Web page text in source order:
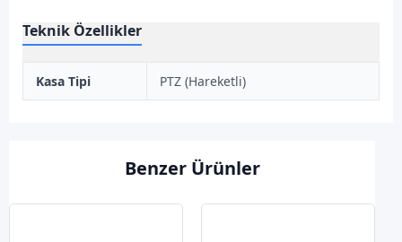
Teknik Özellikler
Kasa Tipi PTZ (Hareketli)
Benzer Ürünler